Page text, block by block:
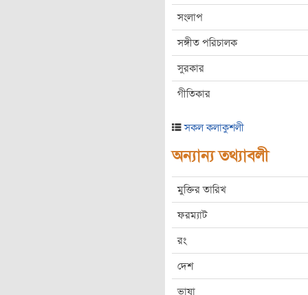
সংলাপ
সঙ্গীত পরিচালক
সুরকার
গীতিকার
সকল কলাকুশলী
অন্যান্য তথ্যাবলী
মুক্তির তারিখ
ফরম্যাট
রং
দেশ
ভাষা